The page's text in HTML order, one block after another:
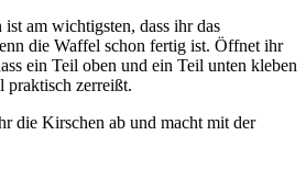
am wichtigsten, dass ihr das
die Waffel schon fertig ist. Öffnet ihr
ein Teil oben und ein Teil unten kleben
praktisch zerreißt.
die Kirschen ab und macht mit der